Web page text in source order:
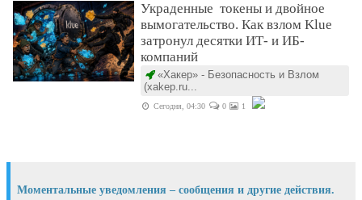
Украденные токены и двойное
вымогательство. Как взлом Klue
затронул десятки ИТ- и ИБ-
компаний
«Хакер» - Безопасность и Взлом
(xakep.ru...
Сегодня, 04:30 0 1
Моментальные уведомления – сообщения и другие действия.